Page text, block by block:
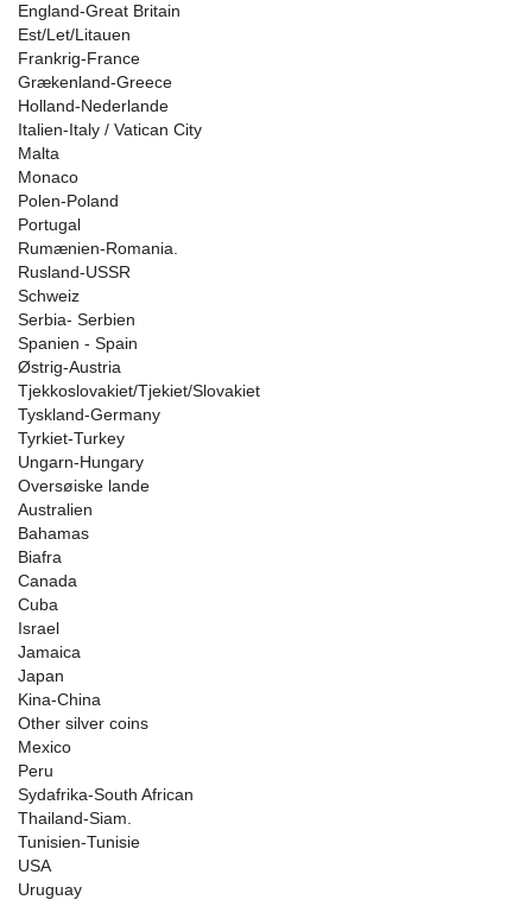
England-Great Britain
Est/Let/Litauen
Frankrig-France
Grækenland-Greece
Holland-Nederlande
Italien-Italy / Vatican City
Malta
Monaco
Polen-Poland
Portugal
Rumænien-Romania.
Rusland-USSR
Schweiz
Serbia- Serbien
Spanien - Spain
Østrig-Austria
Tjekkoslovakiet/Tjekiet/Slovakiet
Tyskland-Germany
Tyrkiet-Turkey
Ungarn-Hungary
Oversøiske lande
Australien
Bahamas
Biafra
Canada
Cuba
Israel
Jamaica
Japan
Kina-China
Other silver coins
Mexico
Peru
Sydafrika-South African
Thailand-Siam.
Tunisien-Tunisie
USA
Uruguay